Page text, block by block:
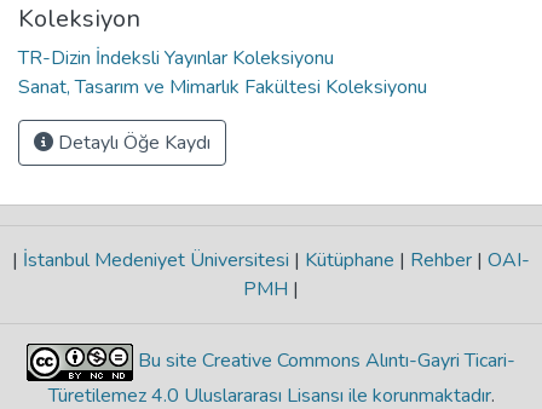
Koleksiyon
TR-Dizin İndeksli Yayınlar Koleksiyonu
Sanat, Tasarım ve Mimarlık Fakültesi Koleksiyonu
Detaylı Öğe Kaydı
| İstanbul Medeniyet Üniversitesi | Kütüphane | Rehber | OAI-
PMH |
Bu site Creative Commons Alıntı-Gayri Ticari-
Türetilemez 4.0 Uluslararası Lisansı ile korunmaktadır.